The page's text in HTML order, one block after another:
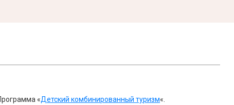
«Детский комбинированный туризм«.